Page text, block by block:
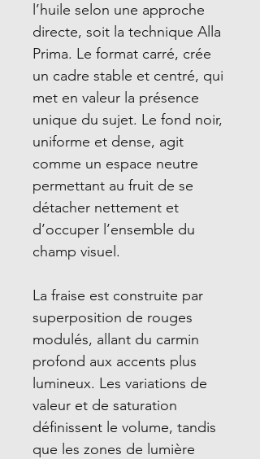
l’huile selon une approche
directe, soit la technique Alla
Prima. Le format carré, crée
un cadre stable et centré, qui
met en valeur la présence
unique du sujet. Le fond noir,
uniforme et dense, agit
comme un espace neutre
permettant au fruit de se
détacher nettement et
d’occuper l’ensemble du
champ visuel.
La fraise est construite par
superposition de rouges
modulés, allant du carmin
profond aux accents plus
lumineux. Les variations de
valeur et de saturation
définissent le volume, tandis
que les zones de lumière